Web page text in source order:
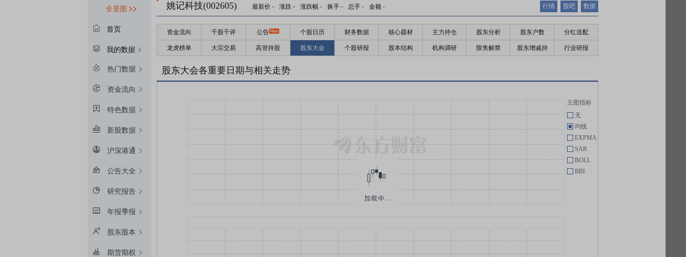
全景图
首页
我的数据
热门数据
资金流向
特色数据
新股数据
沪深港通
公告大全
研究报告
年报季报
股东股本
期货期权
姚记科技(002605) 最新价 - 涨跌 - 涨跌幅 - 换手 - 总手 - 金额 - 行情 股吧 数据
资金流向 千股千评 公告 个股日历 财务数据 核心题材 主力持仓 股东分析 股东户数 分红送配
龙虎榜单 大宗交易 高管持股 股东大会 个股研报 股本结构 机构调研 限售解禁 股东增减持 行业研报
股东大会各重要日期与相关走势
主图指标
无
均线
EXPMA
SAR
BOLL
BBI